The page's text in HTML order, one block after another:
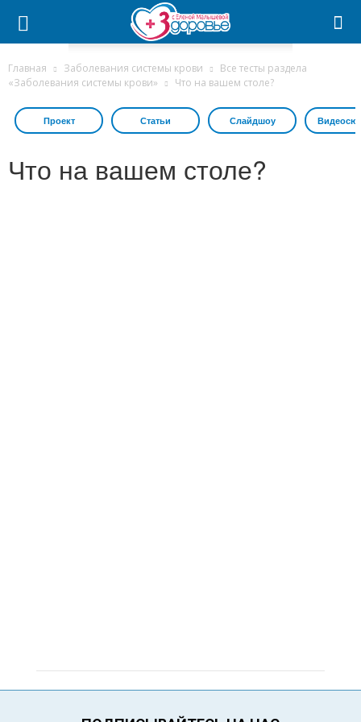
Главная Заболевания системы крови
Все тесты раздела
«Заболевания системы крови»
Что на вашем столе?
Проект Статьи Слайдшоу
Что на вашем столе?